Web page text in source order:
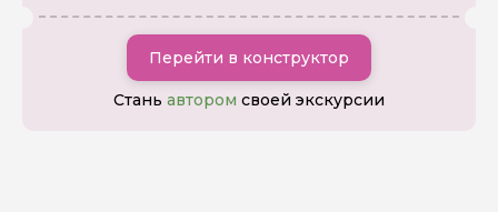
Перейти в конструктор
Стань автором своей экскурсии